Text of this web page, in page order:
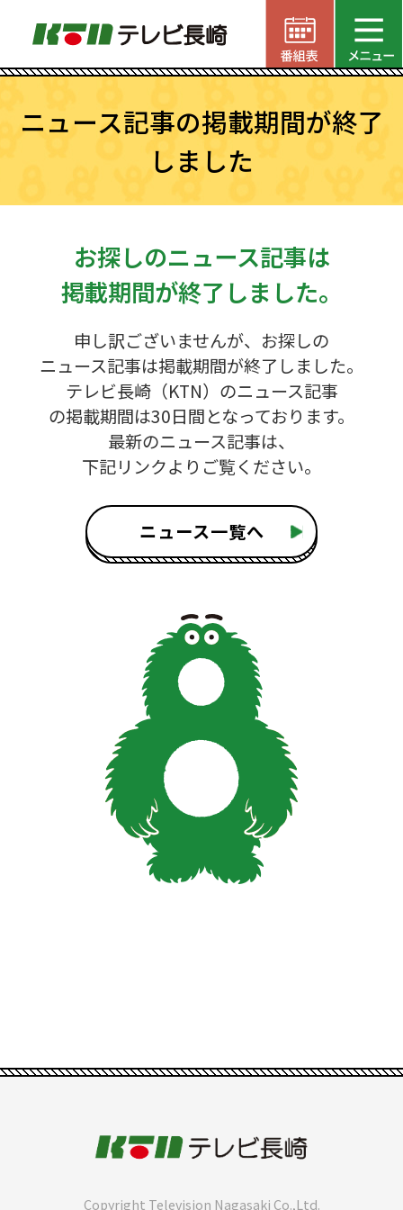
ニュース記事の掲載期間が終了
しました
お探しのニュース記事は
掲載期間が終了しました。
申し訳ございませんが、お探しの
ニュース記事は掲載期間が終了しました。
テレビ長崎（KTN）のニュース記事
の掲載期間は30日間となっております。
最新のニュース記事は、
下記リンクよりご覧ください。
ニュース一覧へ
Copyright Television Nagasaki Co.,Ltd.